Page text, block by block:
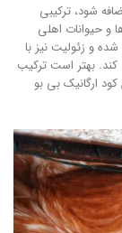
شود، ترکیبی
و حیوانات اهلی
و زئولیت نیز با
بهتر است ترکیب
ارگانیک بی بو